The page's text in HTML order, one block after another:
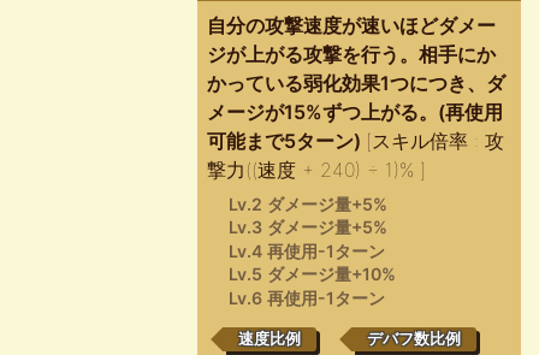
自分の攻撃速度が速いほどダメー
ジが上がる攻撃を行う。相手にか
かっている弱化効果1つにつき、ダ
メージが15%ずつ上がる。(再使用
可能まで5ターン) [スキル倍率 : 攻
撃力((速度 + 240) ÷ 1)% ]
Lv.2 ダメージ量+5%
Lv.3 ダメージ量+5%
Lv.4 再使用-1ターン
Lv.5 ダメージ量+10%
Lv.6 再使用-1ターン
速度比例 デバフ数比例